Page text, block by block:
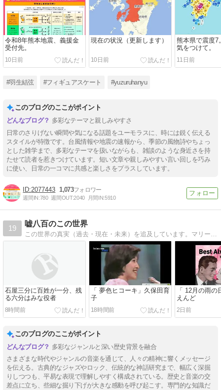
令和8年熊本地震、義援金
受付先。
10日前
現在の状況（更新します）
10日前
熊本県で震度7
気をつけて。
11日前
#羽生結弦 #フィギュアスケート #yuzuruhanyu
このブログのここがポイント
多彩なテーマと親しみやすさ
日常のさりげない瞬間や気になる話題をユーモラスに、時には鋭く伝える
スタイルが特徴です。台風情報や地震の速報から、季節の風物詩やちょっ
とした雑学まで、多彩なテーマを扱いながらも、雑談のような身近さを持
たせて読者を惹きつけています。短い文章や親しみやすい言い回しを巧み
に使い、日常の一コマに共感と楽しさをプラスしています。
2077443 1,073
週間IN:780 週間OUT:2040 月間IN:5910
19
嘘八百のこの世界
この世界の真実（過去・現在・未来）を追及しています。マリーンズのことはあまり書けませんが、書くときは他の人が言わないようなことを歯に衣着せず書いていきます。
石屋三分に百姓が一分、残
る六分はみな役者
8時間前
「 夢色ヒコーキ」久保田育
子
18時間前
「 12月の雨の
えんど
2日前
このブログのここがポイント
多彩なジャンルと深い歴史背景を融合
さまざまな時代やジャンルの音楽を通じて、人々の精神に響くメッセージ
を伝える。古典的なジャズやロック、伝統的な神話研究まで、幅広く深掘
りしつつも、平易な表現で理解しやすく構成されている。歴史と音楽の交
差点に立ち、些細な掘り下げが大きな感動を呼び起こす。専門的な知識だ